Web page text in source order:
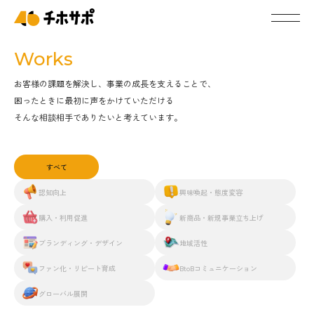
Works
お客様の課題を解決し、事業の成長を支えることで、
困ったときに最初に声をかけていただける
そんな相談相手でありたいと考えています。
すべて
認知向上 興味喚起・態度変容
購入・利用促進 新商品・新規事業立ち上げ
ブランディング・デザイン 地域活性
ファン化・リピート育成 BtoBコミュニケーション
グローバル展開